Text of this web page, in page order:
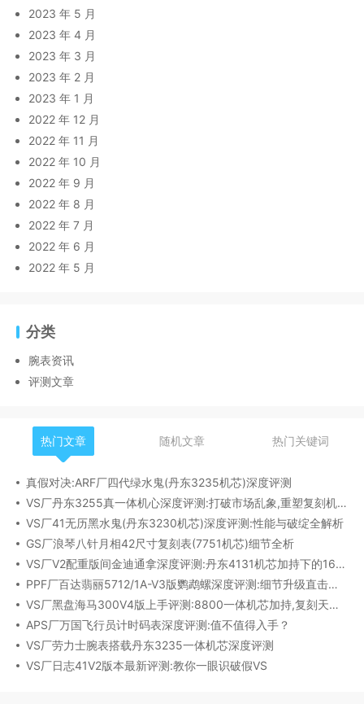
2023 年 5 月
2023 年 4 月
2023 年 3 月
2023 年 2 月
2023 年 1 月
2022 年 12 月
2022 年 11 月
2022 年 10 月
2022 年 9 月
2022 年 8 月
2022 年 7 月
2022 年 6 月
2022 年 5 月
分类
腕表资讯
评测文章
热门文章 随机文章 热门关键词
真假对决:ARF厂四代绿水鬼(丹东3235机芯)深度评测
VS厂丹东3255真一体机心深度评测:打破市场乱象,重塑复刻机芯新标杆​
VS厂41无历黑水鬼(丹东3230机芯)深度评测:性能与破绽全解析
GS厂浪琴八针月相42尺寸复刻表(7751机芯)细节全析
VS厂V2配重版间金迪通拿深度评测:丹东4131机芯加持下的165克精密之作​
PPF厂百达翡丽5712/1A-V3版鹦鹉螺深度评测:细节升级直击正品
VS厂黑盘海马300V4版上手评测:8800一体机芯加持,复刻天花板实至名归?
APS厂万国飞行员计时码表深度评测:值不值得入手？
VS厂劳力士腕表搭载丹东3235一体机芯深度评测
VS厂日志41V2版本最新评测:教你一眼识破假VS